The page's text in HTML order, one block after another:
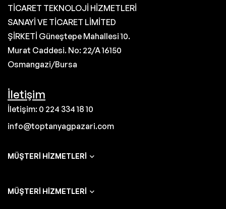
TİCARET TEKNOLOJİ HİZMETLERİ
SANAYİ VE TİCARET LİMİTED
ŞİRKETİ Güneştepe Mahallesi 10.
Murat Caddesi. No: 22/A 16150
Osmangazi/Bursa
İletişim
İletişim: 0 224 334 18 10
info@toptanyagpazari.com
MÜŞTERI HIZMETLERI
MÜŞTERI HIZMETLERI